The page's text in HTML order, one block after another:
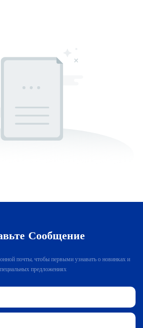
Сообщение
почты, чтобы первыми узнавать о новинках и
предложениях